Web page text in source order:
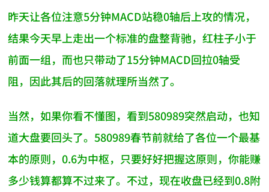
昨天让各位注意5分钟MACD站稳0轴后上攻的情况，
结果今天早上走出一个标准的盘整背驰，红柱子小于
前面一组，而也只带动了15分钟MACD回拉0轴受
阻，因此其后的回落就理所当然了。
当然，如果你看不懂图，看到580989突然启动，也知
道大盘要回头了。580989春节前就给了各位一个最基
本的原则，0.6为中枢，只要好好把握这原则，你能赚
多少钱算都算不过来了。不过，现在收盘已经到0.8附